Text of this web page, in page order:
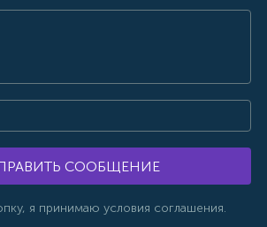
СООБЩЕНИЕ
я принимаю условия соглашения.